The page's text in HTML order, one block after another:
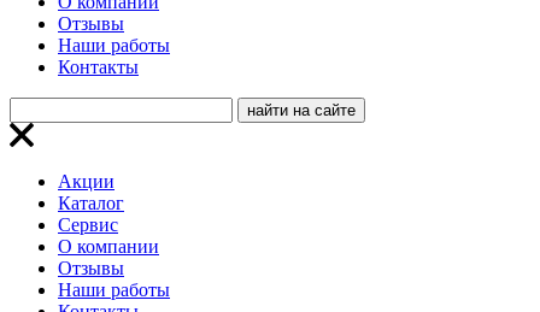
Отзывы
Наши работы
Контакты
Акции
Каталог
Сервис
О компании
Отзывы
Наши работы